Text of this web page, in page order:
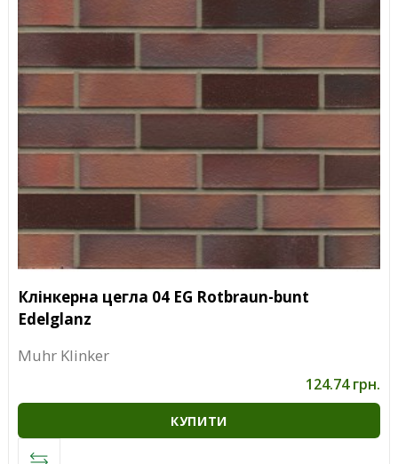
Клінкерна цегла 04 EG Rotbraun-bunt
Edelglanz
Muhr Klinker
124.74 грн.
КУПИТИ